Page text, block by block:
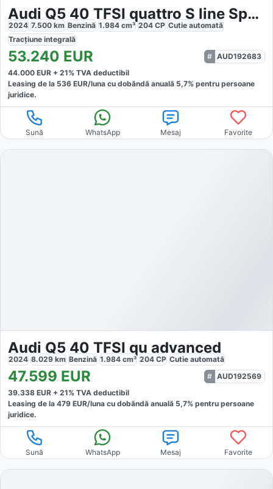
Audi Q5 40 TFSI quattro S line Sport Edition
2024 7.500 km Benzină 1.984 cm³ 204 CP Cutie automată
Tracțiune integrală
53.240 EUR
AUD192683
44.000 EUR + 21% TVA deductibil
Leasing de la 536 EUR/luna cu dobăndă anuală 5,7% pentru persoane
juridice.
Sună WhatsApp Mesaj Favorite
Audi Q5 40 TFSI qu advanced
2024 8.029 km Benzină 1.984 cm³ 204 CP Cutie automată
47.599 EUR
AUD192569
39.338 EUR + 21% TVA deductibil
Leasing de la 479 EUR/luna cu dobăndă anuală 5,7% pentru persoane
juridice.
Sună WhatsApp Mesaj Favorite